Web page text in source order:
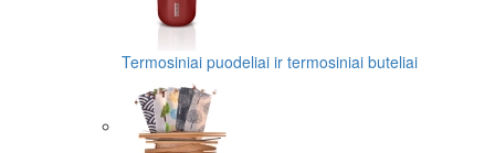
Termosiniai puodeliai ir termosiniai buteliai